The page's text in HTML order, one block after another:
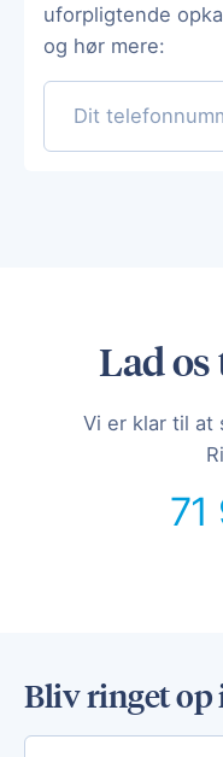
uforpligtende
og hør mere:
Lad
Vi er klar til at
71
Bliv ringet op